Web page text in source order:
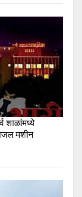
शाळांमध्ये
मशीन